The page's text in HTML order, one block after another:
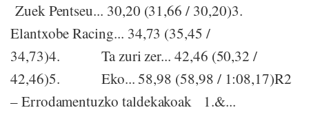
Zuek Pentseu... 30,20 (31,66 / 30,20)3.
Elantxobe Racing... 34,73 (35,45 /
34,73)4. Ta zuri zer... 42,46 (50,32 /
42,46)5. Eko... 58,98 (58,98 / 1:08,17)R2
– Errodamentuzko taldekakoak 1.&...